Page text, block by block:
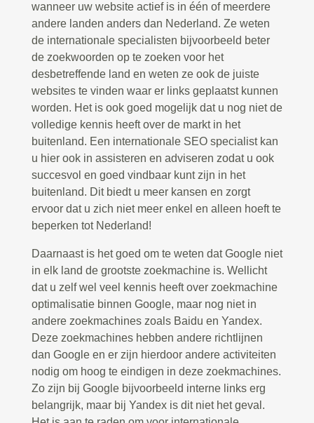
wanneer uw website actief is in één of meerdere
andere landen anders dan Nederland. Ze weten
de internationale specialisten bijvoorbeeld beter
de zoekwoorden op te zoeken voor het
desbetreffende land en weten ze ook de juiste
websites te vinden waar er links geplaatst kunnen
worden. Het is ook goed mogelijk dat u nog niet de
volledige kennis heeft over de markt in het
buitenland. Een internationale SEO specialist kan
u hier ook in assisteren en adviseren zodat u ook
succesvol en goed vindbaar kunt zijn in het
buitenland. Dit biedt u meer kansen en zorgt
ervoor dat u zich niet meer enkel en alleen hoeft te
beperken tot Nederland!
Daarnaast is het goed om te weten dat Google niet
in elk land de grootste zoekmachine is. Wellicht
dat u zelf wel veel kennis heeft over zoekmachine
optimalisatie binnen Google, maar nog niet in
andere zoekmachines zoals Baidu en Yandex.
Deze zoekmachines hebben andere richtlijnen
dan Google en er zijn hierdoor andere activiteiten
nodig om hoog te eindigen in deze zoekmachines.
Zo zijn bij Google bijvoorbeeld interne links erg
belangrijk, maar bij Yandex is dit niet het geval.